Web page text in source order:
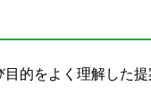
的をよく理解した